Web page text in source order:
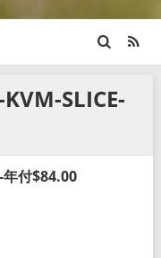
SLICE-
年付$84.00